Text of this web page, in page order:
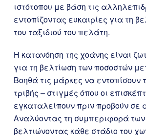
ιστότοπου με βάση τις
εντοπίζοντας ευκαιρίες για τη
του ταξιδιού του πελάτη.
Η κατανόηση της χοάνης είναι
για τη βελτίωση των ποσοστών
Βοηθά τις μάρκες να εντοπίσουν
τριβής – στιγμές όπου οι
εγκαταλείπουν πριν προβούν σε
Αναλύοντας τη συμπεριφορά
βελτιώνοντας κάθε στάδιο του